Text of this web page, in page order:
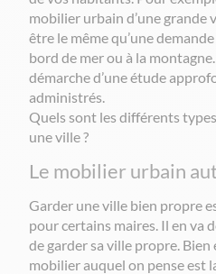
mobilier urbain d’une grande
être le même qu’une
bord de mer ou à la
démarche d’une étude
administrés.
Quels sont les différents
une ville ?
Le mobilier urbain
Garder une ville bien propre
pour certains maires. Il en va
de garder sa ville propre.
mobilier auquel on pense est